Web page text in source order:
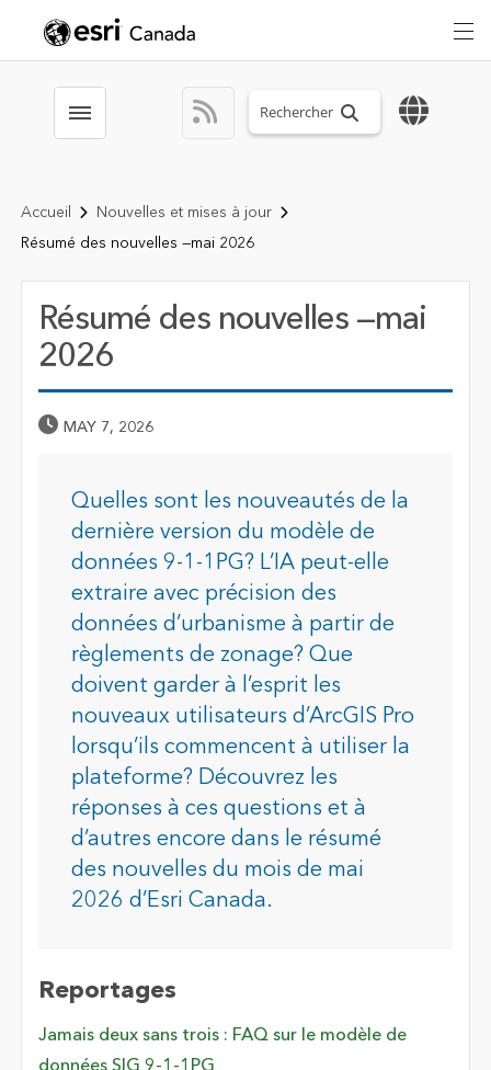
Toggle menubar Search sitewide
Accueil
Nouvelles et mises à jour
Résumé des nouvelles —mai 2026
Résumé des nouvelles —mai
2026
Published Date
MAY 7, 2026
Quelles sont les nouveautés de la
dernière version du modèle de
données 9-1-1PG? L’IA peut-elle
extraire avec précision des
données d’urbanisme à partir de
règlements de zonage? Que
doivent garder à l’esprit les
nouveaux utilisateurs d’ArcGIS Pro
lorsqu’ils commencent à utiliser la
plateforme? Découvrez les
réponses à ces questions et à
d’autres encore dans le résumé
des nouvelles du mois de mai
2026 d’Esri Canada.
Reportages
Jamais deux sans trois : FAQ sur le modèle de